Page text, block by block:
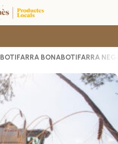
BOTIFARRA BONABOTIFARRA